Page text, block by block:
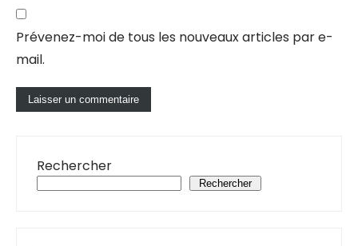
Prévenez-moi de tous les nouveaux articles par e-
mail.
Rechercher
Rechercher